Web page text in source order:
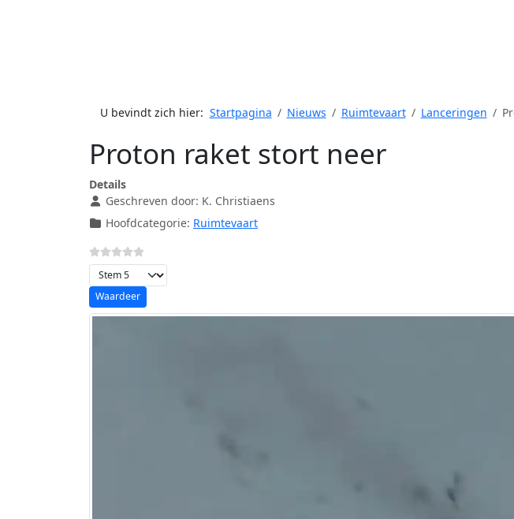
U bevindt zich hier: Startpagina Nieuws Ruimtevaart Lanceringen
Proton raket stort neer
Details
Geschreven door: K. Christiaens
Hoofdcategorie: Ruimtevaart
Voeg waardering toe